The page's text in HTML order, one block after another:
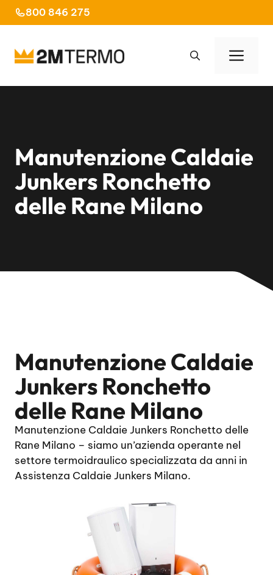
al
800 846 275
Manutenzione Caldaie
Junkers Ronchetto
delle Rane Milano
Manutenzione Caldaie
Junkers Ronchetto
delle Rane Milano
Manutenzione Caldaie Junkers Ronchetto delle
Rane Milano – siamo un’azienda operante nel
settore termoidraulico specializzata da anni in
Assistenza Caldaie Junkers Milano.